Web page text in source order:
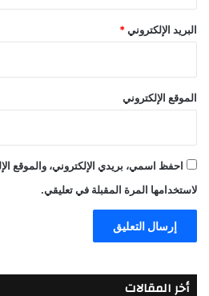
البريد الإلكتروني *
الموقع الإلكتروني
احفظ اسمي، بريدي الإلكتروني، والموقع
لاستخدامها المرة المقبلة في تعليقي.
أخر المقالات